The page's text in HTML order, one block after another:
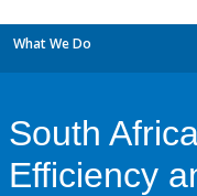
What We Do
South
Efficiency